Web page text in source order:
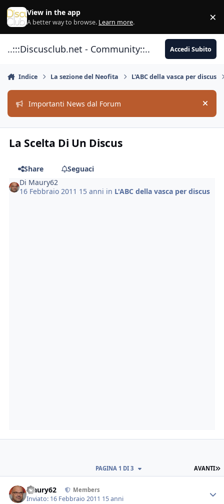
Vai al contenuto
View in the app
A better way to browse. Learn more. ×
..:::Discusclub.net - Community::.. Accedi Subito
Indice La sezione del Neofita L'ABC della vasca per discus
Importanti News dal Forum Hide
La Scelta Di Un Discus
Share
Seguaci
Di Maury62
16 Febbraio 2011 15 anni in L'ABC della vasca per discus
AVANTI
PAGINA 1 DI 3
Maury62 Members
Inviato: 16 Febbraio 2011 15 anni